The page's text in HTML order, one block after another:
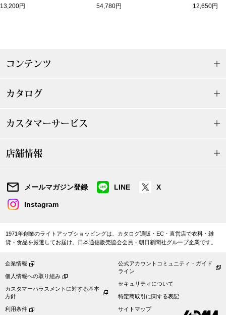
リネアフレスコ
ヤッコマリカ
ミスキョウコ
【特集】ゆっ
【特集】〈ロ
アルパカ混ニ
13,200円
54,780円
12,650円
コンテンツ
カタログ
カスタマーサービス
店舗情報
メールマガジン登録 LINE X
Instagram
1971年創業のライトアップショッピングは、カタログ通販・EC・直営店で衣料・雑
貨・食品を厳選してお届け。日本通信販売協会会員・朝日新聞社グループ企業です。
企業情報
個人情報への取り組み
カスタマーハラスメントに対する基本
方針
利用条件
公式アカウントコミュニティ・ガイド
ライン
セキュリティについて
特定商取引に関する表記
サイトマップ